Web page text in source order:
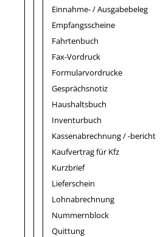
Einnahme- / Ausgabebeleg
Empfangsscheine
Fahrtenbuch
Fax-Vordruck
Formularvordrucke
Gesprächsnotiz
Haushaltsbuch
Inventurbuch
Kassenabrechnung / -bericht
Kaufvertrag für Kfz
Kurzbrief
Lieferschein
Lohnabrechnung
Nummernblock
Quittung